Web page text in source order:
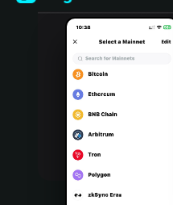
Italiano
Português (Portugal)
Bahasa Indonesia